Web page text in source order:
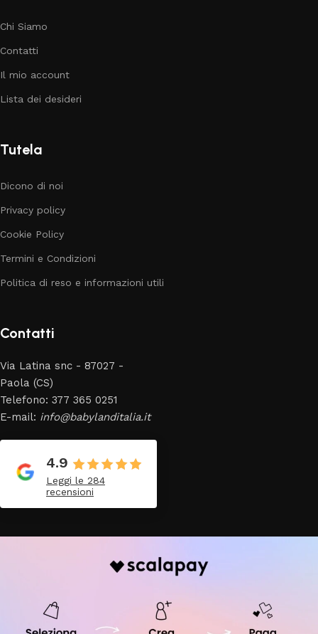
Chi Siamo
Contatti
Il mio account
Lista dei desideri
Tutela
Dicono di noi
Privacy policy
Cookie Policy
Termini e Condizioni
Politica di reso e informazioni utili
Contatti
Via Latina snc - 87027 -
Paola (CS)
Telefono: 377 365 0251
E-mail: info@babylanditalia.it
4.9
Leggi le 284
recensioni